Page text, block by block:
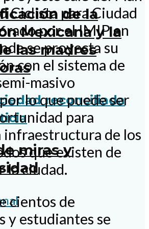
de la
Mexicana y la
las madres
miras y
Ciclista para Ciudad
por el IMIP en
se proyecta su
con el sistema de
masivo
lo que puede ser
para
de los
que existen de
la ciudad.
cientos de
y estudiantes se